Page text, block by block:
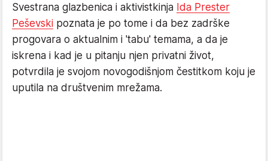
Svestrana glazbenica i aktivistkinja Ida Prester
Peševski poznata je po tome i da bez zadrške
progovara o aktualnim i 'tabu' temama, a da je
iskrena i kad je u pitanju njen privatni život,
potvrdila je svojom novogodišnjom čestitkom koju je
uputila na društvenim mrežama.